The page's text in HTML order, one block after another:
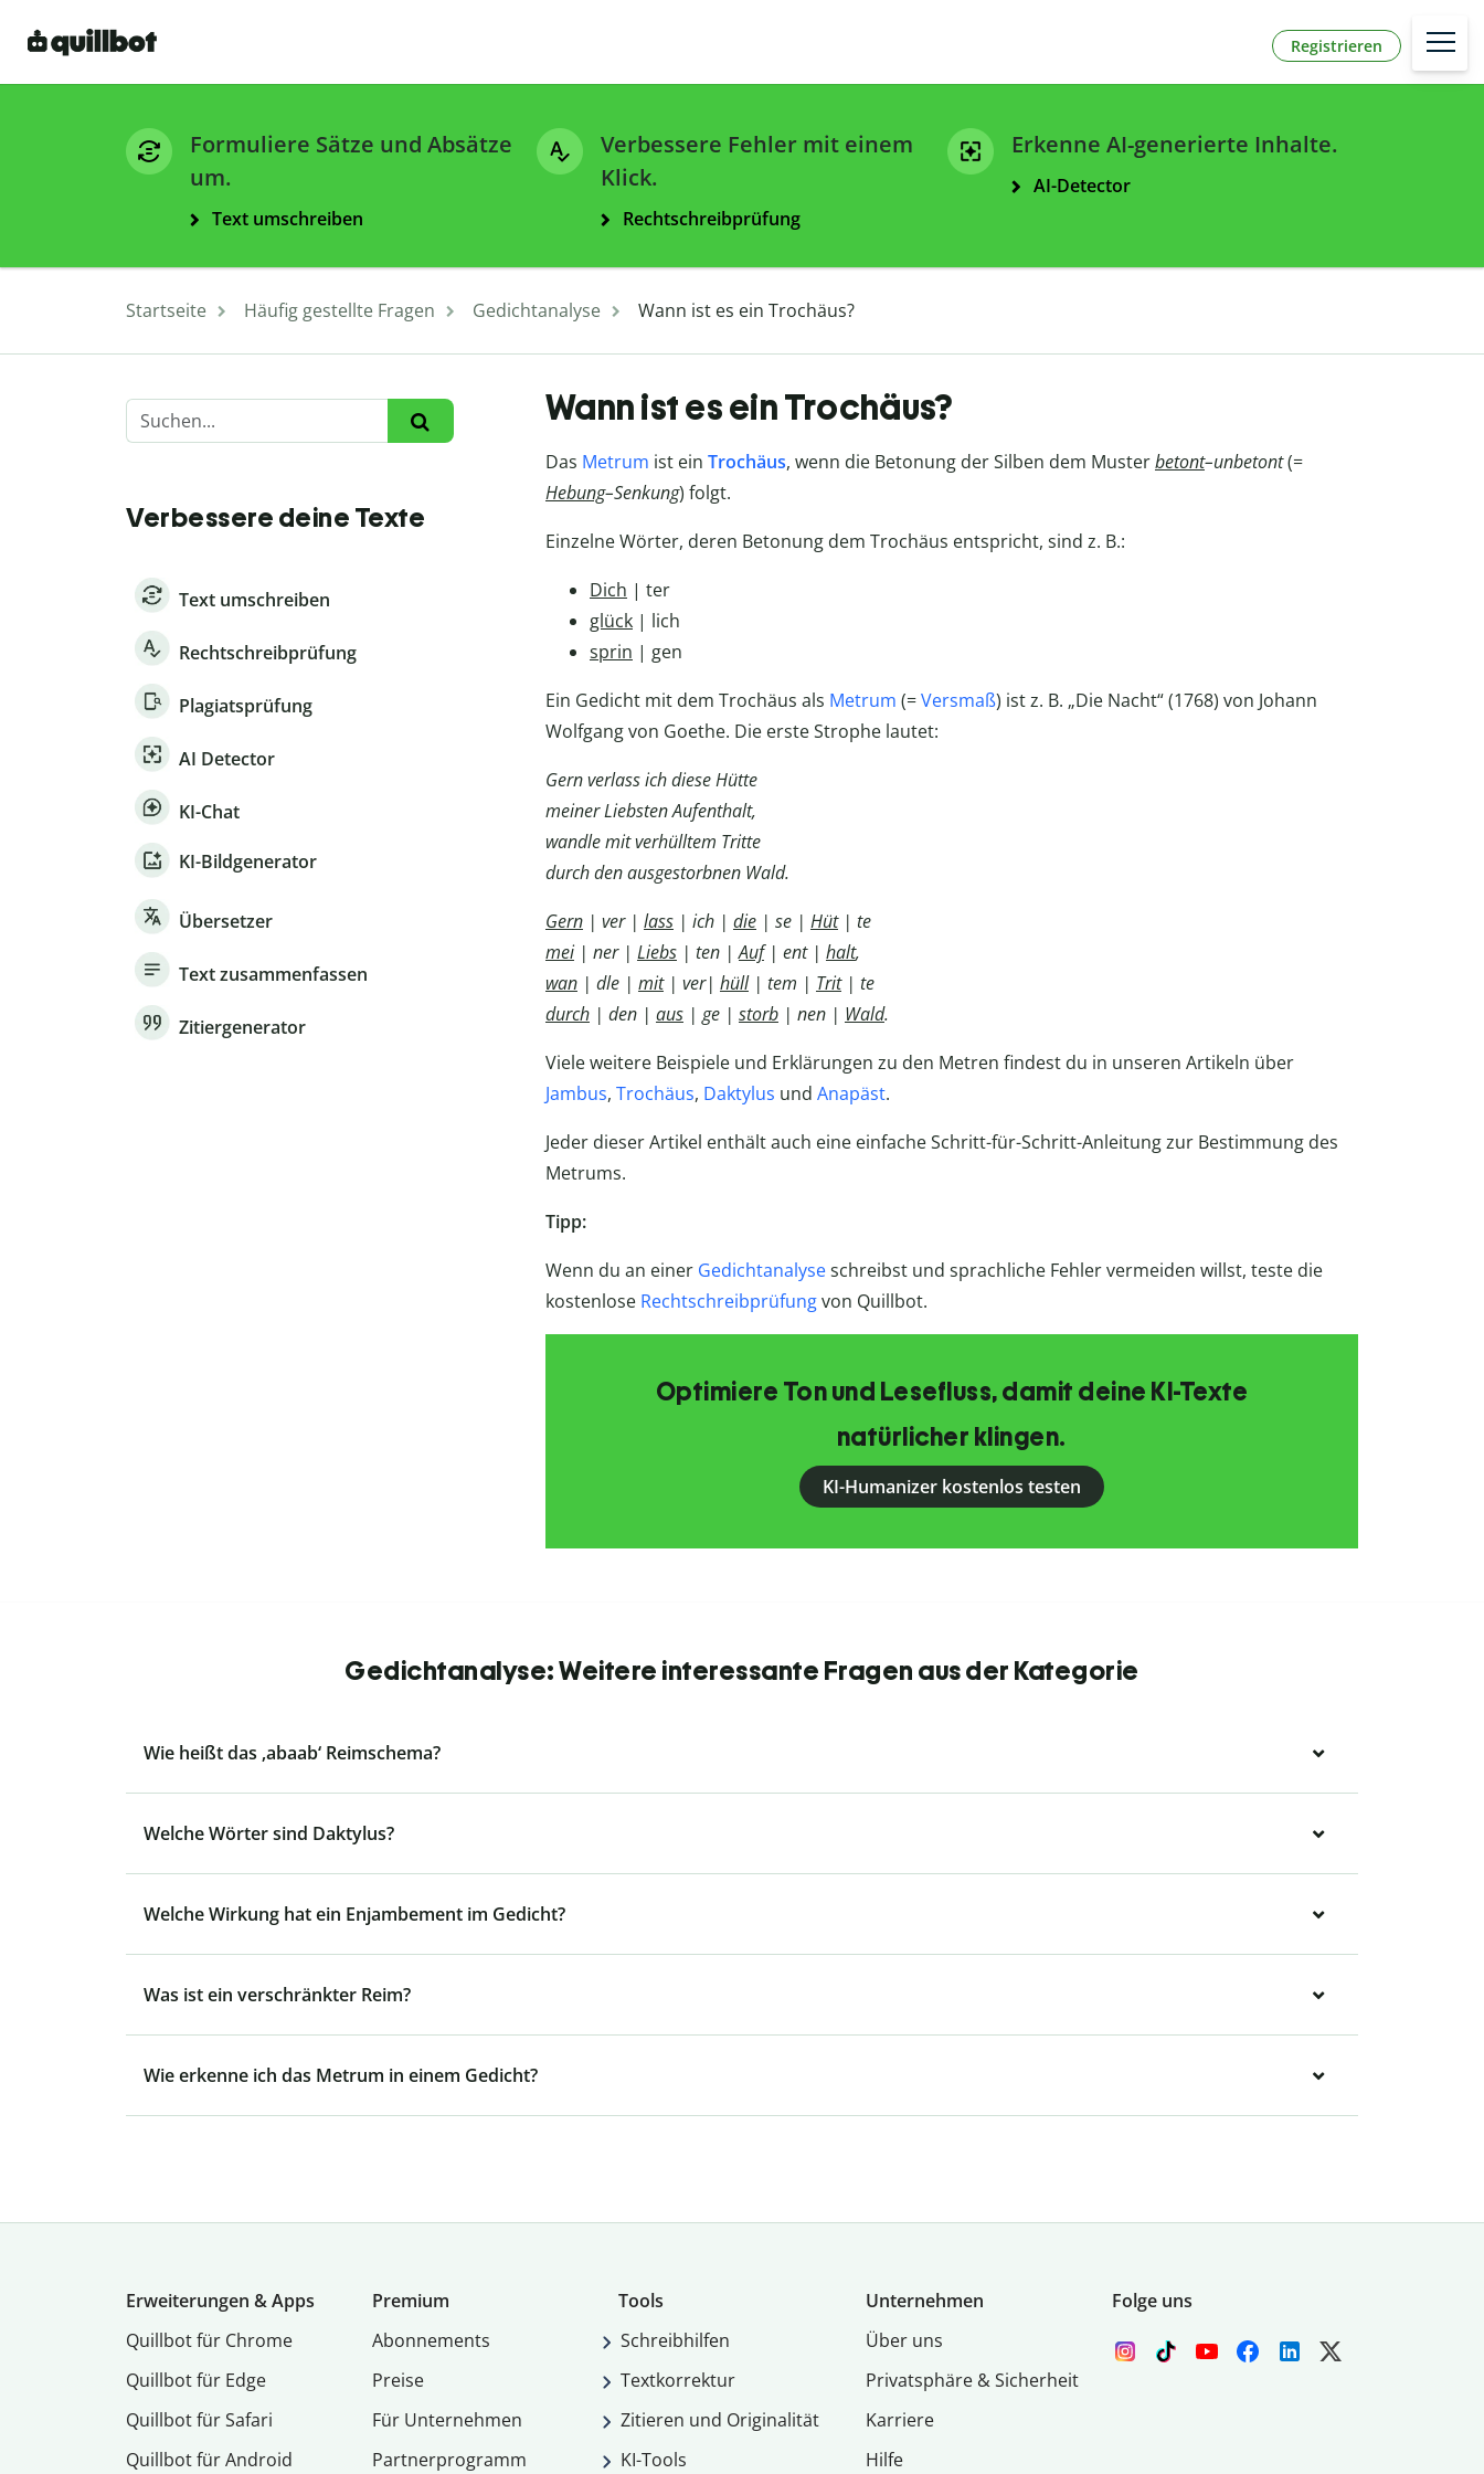
Registrieren
Formuliere Sätze und Absätze
um.
Text umschreiben
Verbessere Fehler mit einem
Klick.
Rechtschreibprüfung
Erkenne AI-generierte Inhalte.
AI-Detector
Startseite Häufig gestellte Fragen Gedichtanalyse Wann ist es ein Trochäus?
Verbessere deine Texte
Text umschreiben
Rechtschreibprüfung
Plagiatsprüfung
AI Detector
KI-Chat
KI-Bildgenerator
Übersetzer
Text zusammenfassen
Zitiergenerator
Wann ist es ein Trochäus?
Das Metrum ist ein Trochäus, wenn die Betonung der Silben dem Musterbetont–unbetont(=
Hebung–Senkung) folgt.
Einzelne Wörter, deren Betonung dem Trochäus entspricht, sind z. B.:
Dich | ter
glück| lich
sprin | gen
Ein Gedicht mit dem Trochäus als Metrum (=Versmaß) ist z. B. „Die Nacht“ (1768) von Johann
Wolfgang von Goethe. Die erste Strophe lautet:
Gern verlass ich diese Hütte
meiner Liebsten Aufenthalt,
wandle mit verhülltem Tritte
durch den ausgestorbnen Wald.
Gern| ver | lass| ich | die| se | Hüt| te
mei| ner | Liebs| ten |Auf| ent | halt,
wan| dle | mit| ver| hüll| tem | Trit| te
durch| den | aus| ge | storb| nen | Wald.
Viele weitere Beispiele und Erklärungen zu den Metren findest du in unseren Artikeln über
Jambus, Trochäus, Daktylus und Anapäst.
Jeder dieser Artikel enthält auch eine einfache Schritt-für-Schritt-Anleitung zur Bestimmung des
Metrums.
Tipp:
Wenn du an einer Gedichtanalyseschreibst und sprachliche Fehler vermeiden willst, teste die
kostenlose Rechtschreibprüfungvon Quillbot.
Optimiere Ton und Lesefluss, damit deine KI-Texte
natürlicher klingen.
KI-Humanizer kostenlos testen
Gedichtanalyse: Weitere interessante Fragen aus der Kategorie
Wie heißt das ‚abaab‘ Reimschema?
Welche Wörter sind Daktylus?
Welche Wirkung hat ein Enjambement im Gedicht?
Was ist ein verschränkter Reim?
Wie erkenne ich das Metrum in einem Gedicht?
Erweiterungen & Apps
Quillbot für Chrome
Quillbot für Edge
Quillbot für Safari
Quillbot für Android
Premium
Abon­ne­ments
Preise
Für Unternehmen
Partnerprogramm
Tools
Schreibhilfen
Textkorrektur
Zitieren und Originalität
KI-Tools
Unternehmen
Über uns
Privatsphäre & Sicherheit
Karriere
Hilfe
Folge uns